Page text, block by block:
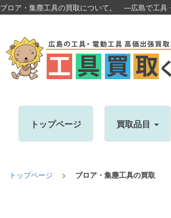
ブロア・集塵工具の買取について。 ―広島で工具
トップページ 買取品目
トップページ > ブロア・集塵工具の買取